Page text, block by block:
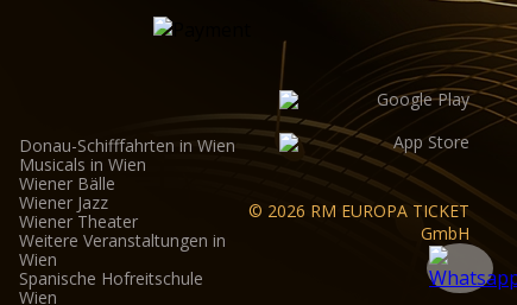
Donau-Schifffahrten in Wien
Musicals in Wien
Wiener Bälle
Wiener Jazz
Wiener Theater
Weitere Veranstaltungen in
Wien
Spanische Hofreitschule
Wien
© 2026 RM EUROPA TICKET
GmbH